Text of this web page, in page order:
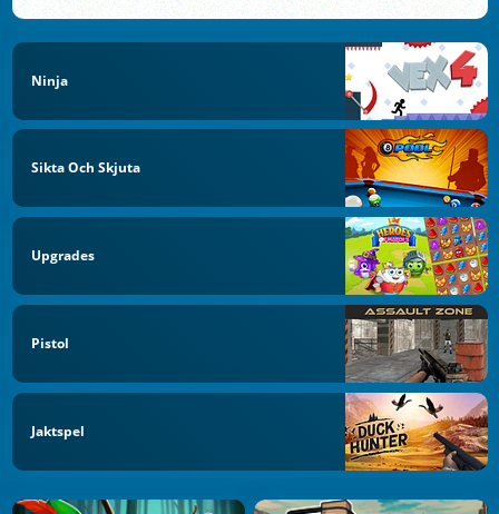
Ninja
Sikta Och Skjuta
Upgrades
Pistol
Jaktspel